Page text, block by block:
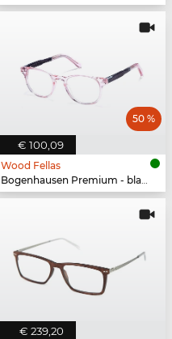
€ 100,09
50 %
Wood Fellas
Bogenhausen Premium - black oak/rose
€ 239,20